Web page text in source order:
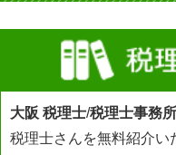
大阪 税理士/税理士事務所
税理士さんを無料紹介い